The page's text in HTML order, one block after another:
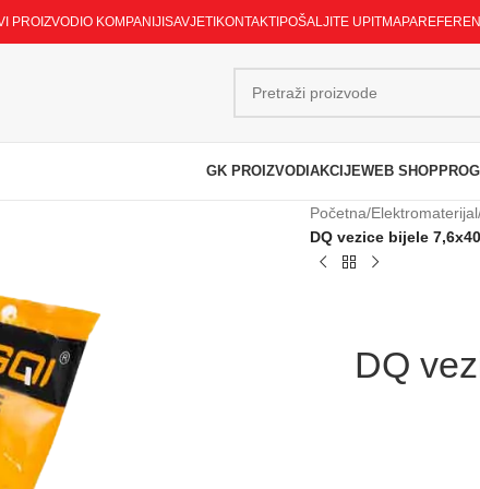
PROIZVODI O KOMPANIJI SAVJETI KONTAKTI POŠALJITE UPITMAPA
GK PROIZVODI AKCIJEWEB SHOP
Početna/Elektromaterijal
DQ vezice bijele
DQ